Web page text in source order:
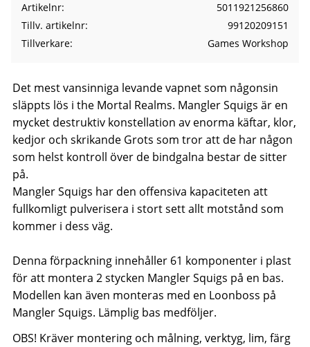
Artikelnr
5011921256860
Tillv. artikelnr
99120209151
Tillverkare
Games Workshop
Det mest vansinniga levande vapnet som någonsin
släppts lös i the Mortal Realms. Mangler Squigs är en
mycket destruktiv konstellation av enorma käftar, klor,
kedjor och skrikande Grots som tror att de har någon
som helst kontroll över de bindgalna bestar de sitter
på.
Mangler Squigs har den offensiva kapaciteten att
fullkomligt pulverisera i stort sett allt motstånd som
kommer i dess väg.
Denna förpackning innehåller 61 komponenter i plast
för att montera 2 stycken Mangler Squigs på en bas.
Modellen kan även monteras med en Loonboss på
Mangler Squigs. Lämplig bas medföljer.
OBS! Kräver montering och målning, verktyg, lim, färg